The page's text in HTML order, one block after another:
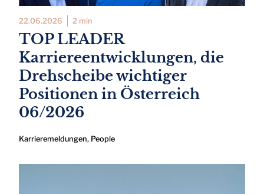
22.06.2026 2 min
TOP LEADER
Karriereentwicklungen, die
Drehscheibe wichtiger
Positionen in Österreich
06/2026
Karrieremeldungen, People